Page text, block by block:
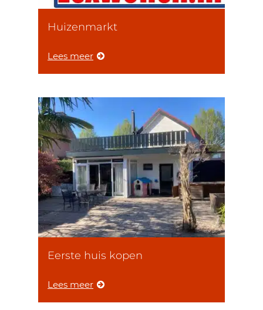
Huizenmarkt
Lees meer
Eerste huis kopen
Lees meer